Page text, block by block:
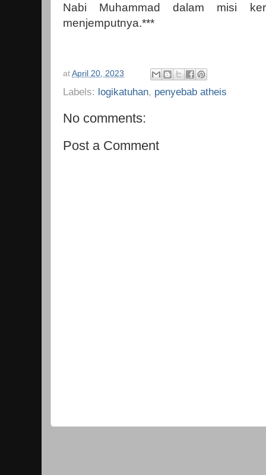
Nabi Muhammad dalam misi
menjemputnya.***
at April 20, 2023
Labels: logikatuhan, penyebab atheis
No comments:
Post a Comment